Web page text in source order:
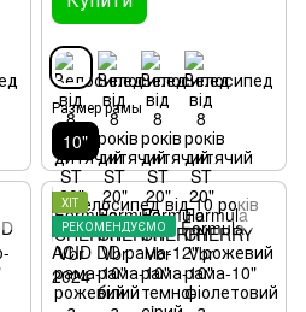
Размер рамы
10"
ХІТ
РЕКОМЕНДУЄМО